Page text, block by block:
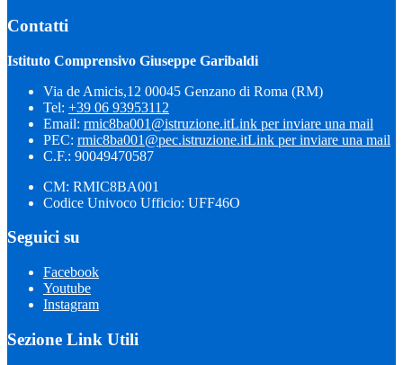
Contatti
Istituto Comprensivo Giuseppe Garibaldi
Via de Amicis,12 00045 Genzano di Roma (RM)
Tel: +39 06 93953112
Email: rmic8ba001@istruzione.itLink per inviare una mail
PEC: rmic8ba001@pec.istruzione.itLink per inviare una mail
C.F.: 90049470587
CM: RMIC8BA001
Codice Univoco Ufficio: UFF46O
Seguici su
Facebook
Youtube
Instagram
Sezione Link Utili